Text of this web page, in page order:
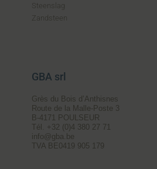
Steenslag
Zandsteen
GBA srl
Grès du Bois d’Anthisnes
Route de la Malle-Poste 3
B-4171 POULSEUR
Tél. +32 (0)4 380 27 71
info@gba.be
TVA BE0419 905 179